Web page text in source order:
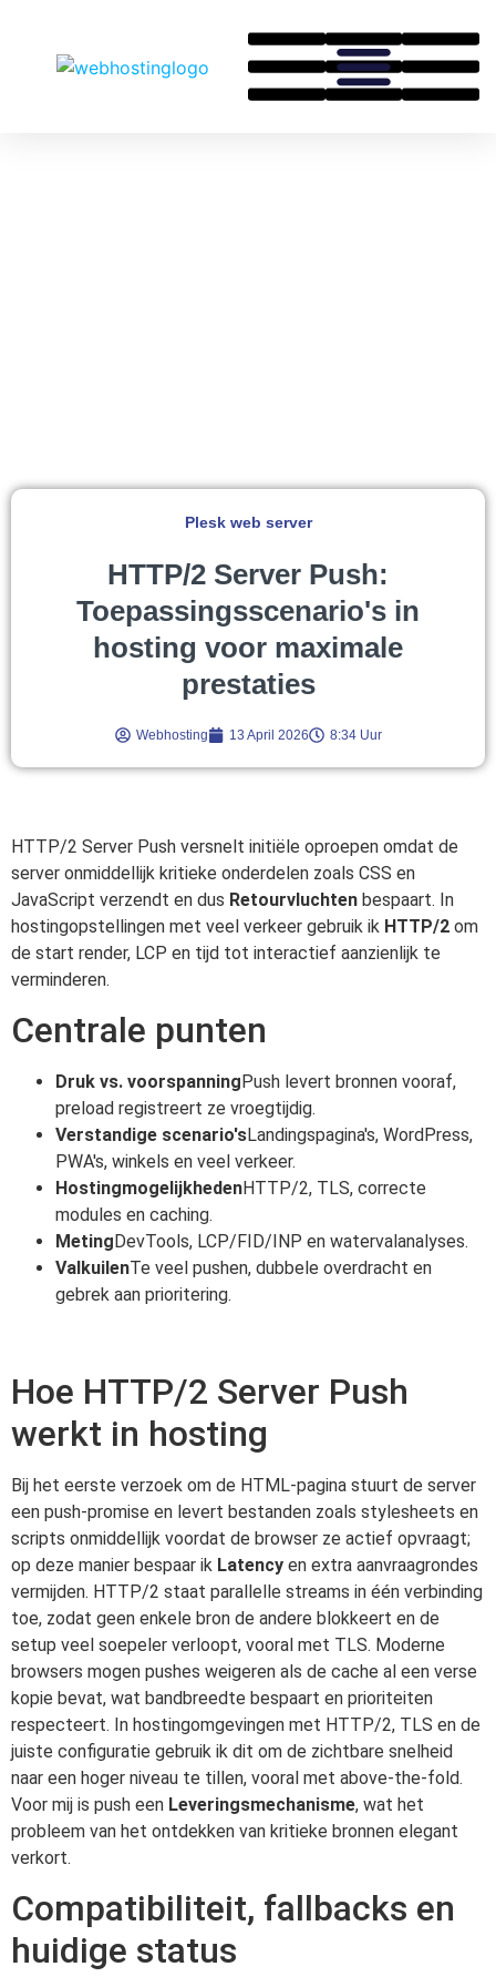
Plesk web server
HTTP/2 Server Push:
Toepassingsscenario's in
hosting voor maximale
prestaties
Webhosting 13 April 2026 8:34 Uur
HTTP/2 Server Push versnelt initiële oproepen omdat de
server onmiddellijk kritieke onderdelen zoals CSS en
JavaScript verzendt en dus Retourvluchten bespaart. In
hostingopstellingen met veel verkeer gebruik ik HTTP/2 om
de start render, LCP en tijd tot interactief aanzienlijk te
verminderen.
Centrale punten
Druk vs. voorspanningPush levert bronnen vooraf,
preload registreert ze vroegtijdig.
Verstandige scenario'sLandingspagina's, WordPress,
PWA's, winkels en veel verkeer.
HostingmogelijkhedenHTTP/2, TLS, correcte
modules en caching.
MetingDevTools, LCP/FID/INP en watervalanalyses.
ValkuilenTe veel pushen, dubbele overdracht en
gebrek aan prioritering.
Hoe HTTP/2 Server Push
werkt in hosting
Bij het eerste verzoek om de HTML-pagina stuurt de server
een push-promise en levert bestanden zoals stylesheets en
scripts onmiddellijk voordat de browser ze actief opvraagt;
op deze manier bespaar ik Latency en extra aanvraagrondes
vermijden. HTTP/2 staat parallelle streams in één verbinding
toe, zodat geen enkele bron de andere blokkeert en de
setup veel soepeler verloopt, vooral met TLS. Moderne
browsers mogen pushes weigeren als de cache al een verse
kopie bevat, wat bandbreedte bespaart en prioriteiten
respecteert. In hostingomgevingen met HTTP/2, TLS en de
juiste configuratie gebruik ik dit om de zichtbare snelheid
naar een hoger niveau te tillen, vooral met above-the-fold.
Voor mij is push een Leveringsmechanisme, wat het
probleem van het ontdekken van kritieke bronnen elegant
verkort.
Compatibiliteit, fallbacks en
huidige status